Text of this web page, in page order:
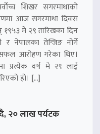
शिखर सगरमाथाको
आज सगरमाथा दिवस
१९५३ मे २९ तारिखका दिन
र नेपालका तेन्जिङ नोर्गे
आरोहण गरेका थिए।
प्रत्येक वर्ष मे २९ लाई
हो। […]
२० लाख पर्यटक